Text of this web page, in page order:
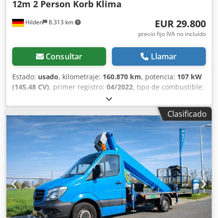
Hilden 8.313 km
12m 2 Person Korb Klima
EUR 29.800
precio fijo IVA no incluído
Consultar Llamar
Estado: usado, kilometraje: 160.870 km, potencia: 107 kW
(145,48 CV), primer registro: 04/2022, tipo de combustible:
3.040 kg, peso máximo de la carga:
460 kg, peso total:3.500 kg, configuración de ejes:4x2,
color:blanco, cabina del conductor:otro, tipo de
engranaje:
mecánico , clase de emisión: Euro 6,
amortiguación:
, número de asientos:
, horas de
1.349 h , Equipamiento:ABS, Programa
electrónico de estabilidad (ESP), aire acondicionado,
control de crucero, control de tracción, enganche de
remolque, filtro de hollín, hidráulica, ordenador de a
bordo, puerta corredera
, Renault Master 145 dci E6
plataforma elevadora - Tipo de plataforma: KLUBB KL-32 -
Accionamiento hidráulico - Altura máxima de trabajo: 12,5
Clasificado